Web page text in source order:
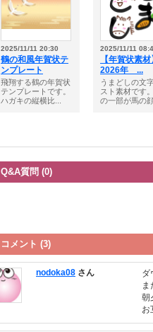
2025/11/11 20:30
鶴の和風年賀状テ
ンプレート
飛翔する鶴の年賀状
テンプレートです。
ハガキの縦横比...
2025/11/11
【年賀状素材
2026年 ...
うまどしの文
スト素材です
の一部が馬の顔
Q&A質問 (0)
コメント (3)
nodoka08 さん
ダ
ま
朝
お